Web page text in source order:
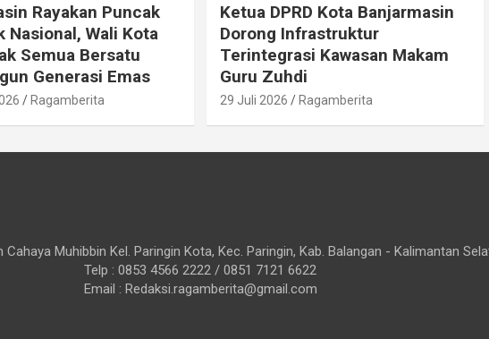
Rayakan Puncak
Nasional, Wali Kota
Semua Bersatu
Generasi Emas
Ragamberita
Ketua DPRD Kota Banjarmasin
Dorong Infrastruktur
Terintegrasi Kawasan Makam
Guru Zuhdi
29 Juli 2026 Ragamberita
Muhibbin Kel. Paringin Kota, Kec. Paringin, Kab. Balangan - Kalimantan
Telp : 0853 4566 2222 / 0851 7121 6622
Email : Redaksi.ragamberita@gmail.com